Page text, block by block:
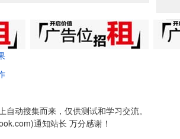
动搜集而来，仅供测试和学习交流。
通知站长 万分感谢！